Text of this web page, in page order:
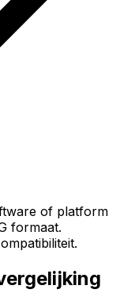
of platform
formaat.